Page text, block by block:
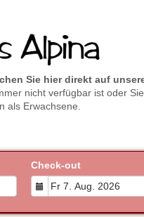
Sie hier direkt auf
nicht verfügbar ist oder
als Erwachsene.
Check-out